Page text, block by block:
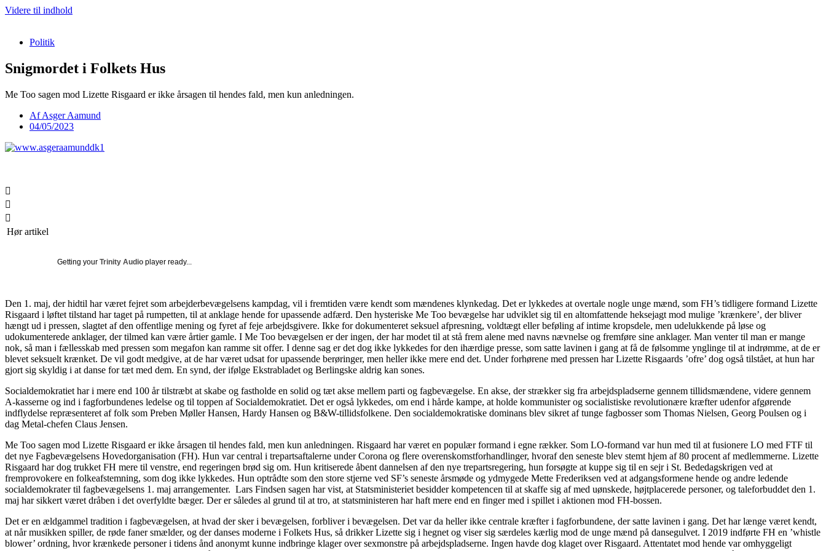
Videre til indhold
Politik
Snigmordet i Folkets Hus
Me Too sagen mod Lizette Risgaard er ikke årsagen til hendes fald, men kun anledningen.
AfAsger Aamund
04/05/2023
Hør artikel
Getting your Trinity Audio player ready...
Den 1. maj, der hidtil har været fejret som arbejderbevægelsens kampdag, vil i fremtiden være kendt som mændenes klynkedag. Det er lykkedes at overtale nogle unge mænd, som FH’s tidligere formand Lizette
Risgaard i løftet tilstand har taget på rumpetten, til at anklage hende for upassende adfærd. Den hysteriske Me Too bevægelse har udviklet sig til en altomfattende heksejagt mod mulige ’krænkere’, der bliver
hængt ud i pressen, slagtet af den offentlige mening og fyret af feje arbejdsgivere. Ikke for dokumenteret seksuel afpresning, voldtægt eller beføling af intime kropsdele, men udelukkende på løse og
udokumenterede anklager, der tilmed kan være årtier gamle. I Me Too bevægelsen er der ingen, der har modet til at stå frem alene med navns nævnelse og fremføre sine anklager. Man venter til man er mange
nok, så man i fællesskab med pressen som megafon kan ramme sit offer. I denne sag er det dog ikke lykkedes for den ihærdige presse, som satte lavinen i gang at få de følsomme ynglinge til at indrømme, at de er
blevet seksuelt krænket. De vil godt medgive, at de har været udsat for upassende berøringer, men heller ikke mere end det. Under forhørene med pressen har Lizette Risgaards ’ofre’ dog også tilstået, at hun har
gjort sig skyldig i at danse for tæt med dem. En synd, der ifølge Ekstrabladet og Berlingske aldrig kan sones.
Socialdemokratiet har i mere end 100 år tilstræbt at skabe og fastholde en solid og tæt akse mellem parti og fagbevægelse. En akse, der strækker sig fra arbejdspladserne gennem tillidsmændene, videre gennem
A-kasserne og ind i fagforbundenes ledelse og til toppen af Socialdemokratiet. Det er også lykkedes, om end i hårde kampe, at holde kommunister og socialistiske revolutionære kræfter udenfor afgørende
indflydelse repræsenteret af folk som Preben Møller Hansen, Hardy Hansen og B&W-tillidsfolkene. Den socialdemokratiske dominans blev sikret af tunge fagbosser som Thomas Nielsen, Georg Poulsen og i
dag Metal-chefen Claus Jensen.
Me Too sagen mod Lizette Risgaard er ikke årsagen til hendes fald, men kun anledningen. Risgaard har været en populær formand i egne rækker. Som LO-formand var hun med til at fusionere LO med FTF til
det nye Fagbevægelsens Hovedorganisation (FH). Hun var central i trepartsaftalerne under Corona og flere overenskomstforhandlinger, hvoraf den seneste blev stemt hjem af 80 procent af medlemmerne. Lizette
Risgaard har dog trukket FH mere til venstre, end regeringen brød sig om. Hun kritiserede åbent dannelsen af den nye trepartsregering, hun forsøgte at kuppe sig til en sejr i St. Bededagskrigen ved at
fremprovokere en folkeafstemning, som dog ikke lykkedes. Hun optrådte som den store stjerne ved SF’s seneste årsmøde og ydmygede Mette Frederiksen ved at adgangsformene hende og andre ledende
socialdemokrater til fagbevægelsens 1. maj arrangementer. Lars Findsen sagen har vist, at Statsministeriet besidder kompetencen til at skaffe sig af med uønskede, højtplacerede personer, og taleforbuddet den 1.
maj har sikkert været dråben i det overfyldte bæger. Der er således al grund til at tro, at statsministeren har haft mere end en finger med i spillet i aktionen mod FH-bossen.
Det er en ældgammel tradition i fagbevægelsen, at hvad der sker i bevægelsen, forbliver i bevægelsen. Det var da heller ikke centrale kræfter i fagforbundene, der satte lavinen i gang. Det har længe været kendt,
at når musikken spiller, de røde faner smælder, og der danses moderne i Folkets Hus, så drikker Lizette sig i hegnet og viser sig særdeles kærlig mod de unge mænd på dansegulvet. I 2019 indførte FH en ’whistle
blower’ ordning, hvor krænkede personer i tidens ånd anonymt kunne indbringe klager over sexmonstre på arbejdspladserne. Ingen havde dog klaget over Risgaard. Attentatet mod hende var omhyggeligt